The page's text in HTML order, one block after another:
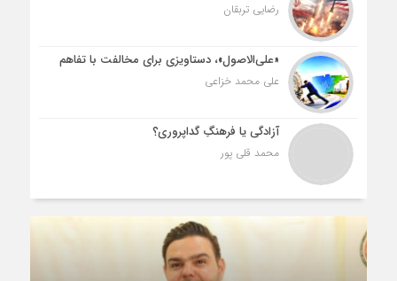
رضایی تربقان
«علی‌الاصول»، دستاویزی برای مخالفت با تفاهم
علی محمد خزاعی
آزادگی یا فرهنگِ گداپروری؟
محمد قلی پور